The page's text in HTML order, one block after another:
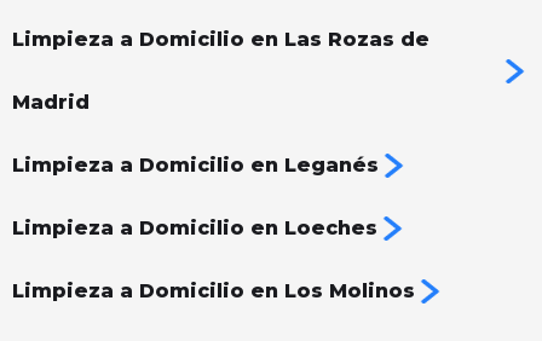
Limpieza a Domicilio en Las Rozas de
Madrid
Limpieza a Domicilio en Leganés
Limpieza a Domicilio en Loeches
Limpieza a Domicilio en Los Molinos